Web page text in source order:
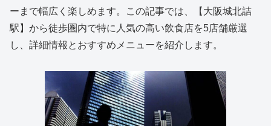
ーまで幅広く楽しめます。この記事では、【大阪城北詰
駅】から徒歩圏内で特に人気の高い飲食店を5店舗厳選
し、詳細情報とおすすめメニューを紹介します。